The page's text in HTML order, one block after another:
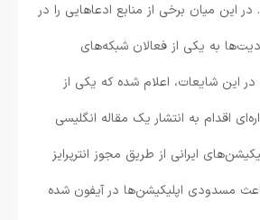
در این میان برخی از منابع ادعاهایی را در
به یکی از فعالان شبکه‌های
در این شایعات، اعلام شده که یکی از
اقدام به انتشار یک مقاله انگلیسی
ایرانی از طریق مجوز انترپرایز
مسدودی اپلیکیشن‌ها در آیفون شده